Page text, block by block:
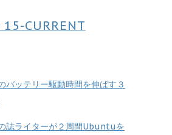
15-CURRENT
ッテリー駆動時間を伸ばす３
誌ライターが２周間Ubuntuを